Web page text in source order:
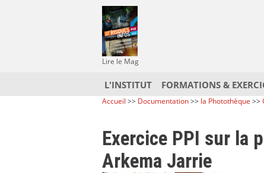
Lire le Mag
L'INSTITUT FORMATIONS &
Accueil >> Documentation>> la Photothèque >>
Exercice PPI sur la
Arkema Jarrie